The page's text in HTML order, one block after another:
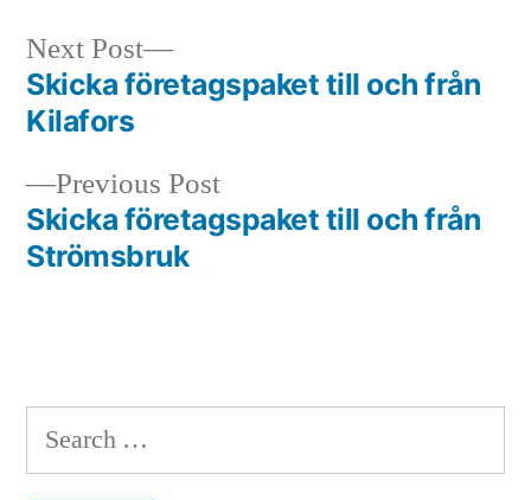
Post
navigation
Previous PostPrevious
post:
Skicka företagspaket till och från
Strömsbruk
Next Post
Next
post:
Skicka företagspaket till och från
Kilafors
Search
for: